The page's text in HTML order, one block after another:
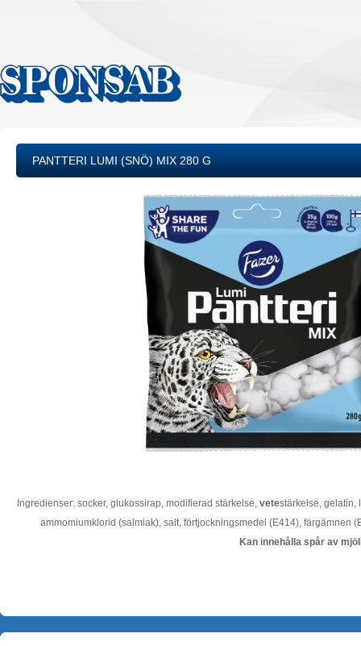
PANTTERI LUMI (SNÖ) MIX 280 G
Ingredienser: socker, glukossirap, modifierad stärkelse, vetestärkelse, gelatin,
ammomiumklorid (salmiak), salt, förtjockningsmedel (E414), färgämnen
Kan innehålla spår av